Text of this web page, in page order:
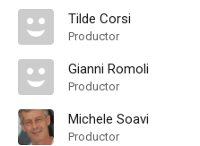
Tilde Corsi
Productor
Gianni Romoli
Productor
Michele Soavi
Productor